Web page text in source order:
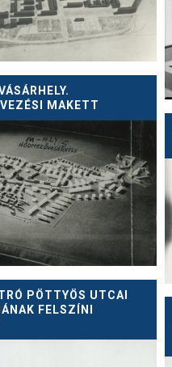
MAKETT
PÖTTYÖS UTCAI
FELSZÍNI